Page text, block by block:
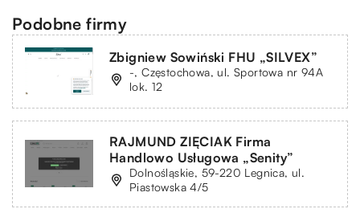
Podobne firmy
Zbigniew Sowiński FHU „SILVEX”
-, Częstochowa, ul. Sportowa nr 94A
lok. 12
RAJMUND ZIĘCIAK Firma
Handlowo Usługowa „Senity”
Dolnośląskie, 59-220 Legnica, ul.
Piastowska 4/5